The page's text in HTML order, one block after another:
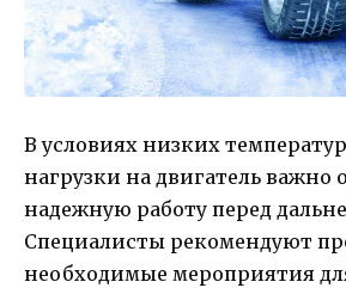
В условиях низких
нагрузки на двигатель важно
надежную работу перед
Специалисты рекомендуют
необходимые мероприятия